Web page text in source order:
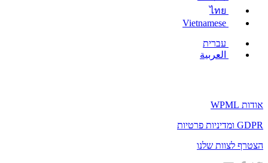
עברית
العربية
אודות WPML
GDPR ומדיניות פרטיות
הצטרף לצוות שלנו(נפתח